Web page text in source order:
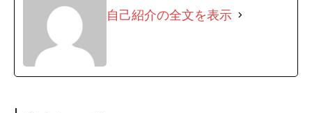
自己紹介の全文を表示